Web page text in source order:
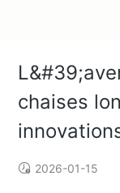
chaises
2026-01-15